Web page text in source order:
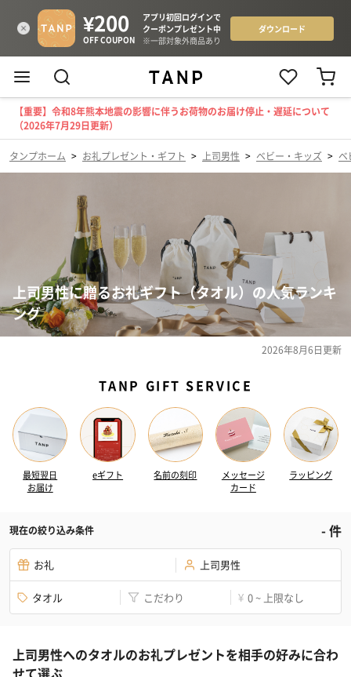
【重要】令和8年熊本地震の影響に伴うお荷物のお届け停止・遅延について
（2026年7月29日更新）
タンプホーム > お礼プレゼント・ギフト > 上司男性 > ベビー・キッズ > ベ
上司男性に贈るお礼ギフト（タオル）の人気ランキ
ング
2026年8月6日更新
TANP GIFT SERVICE
最短翌日
お届け
eギフト 名前の刻印
メッセージ
カード
ラッピング
現在の絞り込み条件 -件
お礼 上司男性
タオル こだわり ¥ 0 ~ 上限なし
上司男性へのタオルのお礼プレゼントを相手の好みに合わ